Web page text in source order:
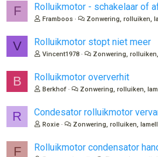
F Rolluikmotor - schakelaar of
Framboos Zonwering, rolluiken,
V Rolluikmotor stopt niet meer
Vincent1978 Zonwering,
B Rolluikmotor oververhit
Berkhof Zonwering, rolluiken,
R Condesator rolluikmotor
Roxie Zonwering, rolluiken,
F Rolluikmotor condensator